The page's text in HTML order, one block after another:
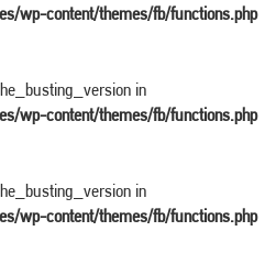
wp-content/themes/fb/functions.php
in
wp-content/themes/fb/functions.php
in
wp-content/themes/fb/functions.php